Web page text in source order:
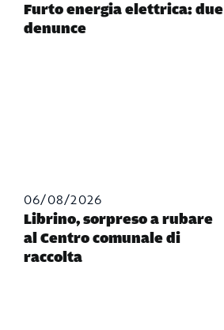
Furto energia elettrica: due
denunce
06/08/2026
Librino, sorpreso a rubare
al Centro comunale di
raccolta